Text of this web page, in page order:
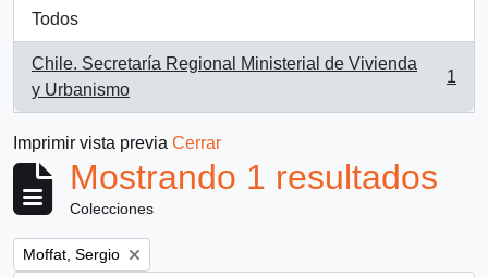
Todos
Chile. Secretaría Regional Ministerial de Vivienda
y Urbanismo
, 1 resultados
1
Imprimir vista previa Cerrar
Mostrando 1 resultados
Colecciones
Remove filter:
Moffat, Sergio